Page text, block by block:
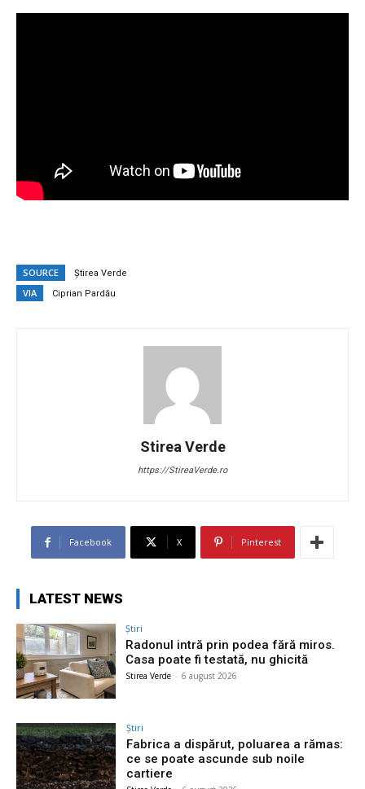
SOURCE Știrea Verde
VIA Ciprian Pardău
Stirea Verde
https://StireaVerde.ro
Facebook X Pinterest
LATEST NEWS
Știri
Radonul intră prin podea fără miros.
Casa poate fi testată, nu ghicită
Stirea Verde - 6 august 2026
Știri
Fabrica a dispărut, poluarea a rămas:
ce se poate ascunde sub noile
cartiere